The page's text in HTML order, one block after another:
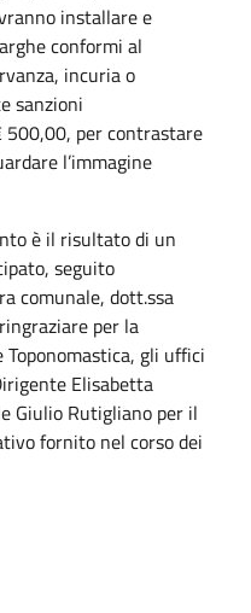
installare e
conformi al
incuria o
sanzioni
per contrastare
l’immagine
è il risultato di un
seguito
comunale, dott.ssa
per la
Toponomastica, gli uffici
Elisabetta
Giulio Rutigliano per il
fornito nel corso dei